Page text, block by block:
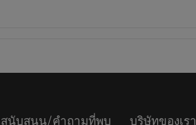
สนับสนุน/คำถามที่พบ
บริษัทของเรา